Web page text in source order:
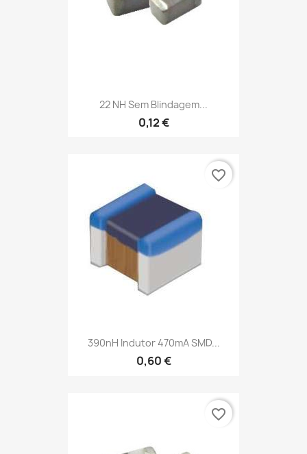
22 NH Sem Blindagem...
0,12 €
390nH Indutor 470mA SMD...
0,60 €
favorite_border
favorite_border